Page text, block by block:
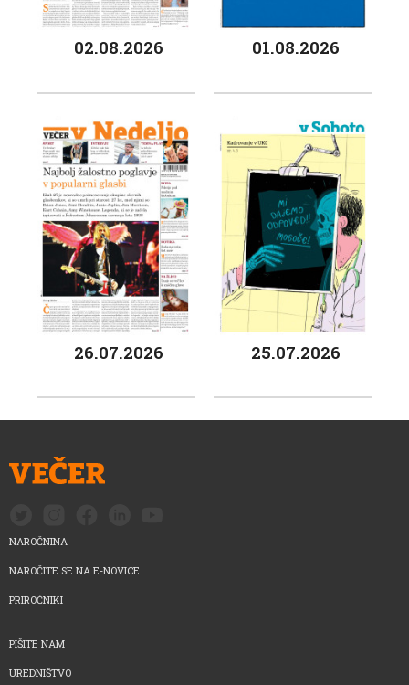
02.08.2026 01.08.2026
26.07.2026 25.07.2026
NAROČNINA
NAROČITE SE NA E-NOVICE
PRIROČNIKI
PIŠITE NAM
UREDNIŠTVO